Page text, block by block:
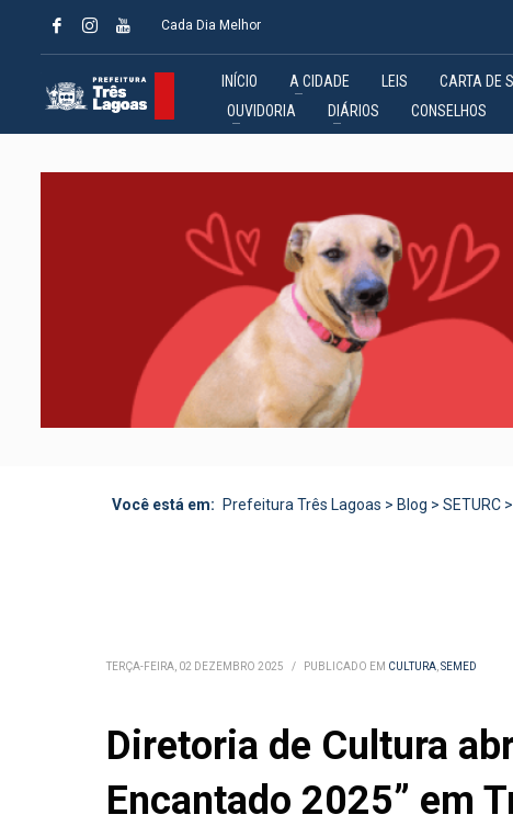
Cada Dia Melhor
INÍCIO A CIDADE LEIS CARTA DE
OUVIDORIA
DIÁRIOS CONSELHOS
Você está em: Prefeitura Três Lagoas > Blog > SETURC >
TERÇA-FEIRA, 02 DEZEMBRO 2025 / PUBLICADO EM CULTURA,SEMED
Diretoria de Cultura
Encantado 2025” em